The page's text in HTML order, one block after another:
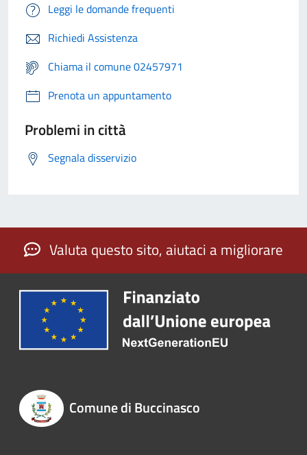
Leggi le domande frequenti
Richiedi Assistenza
Chiama il comune 02457971
Prenota un appuntamento
Problemi in città
Segnala disservizio
Valuta questo sito, aiutaci a migliorare
Comune di Buccinasco